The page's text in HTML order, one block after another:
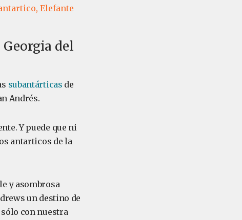
Elefante
del
subantárticas de
Andrés.
Y puede que ni
antarticos de la
y asombrosa
un destino de
con nuestra